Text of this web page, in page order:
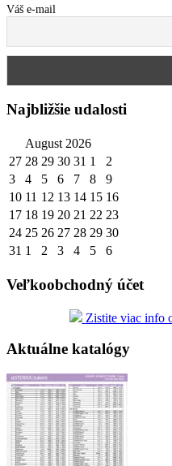
Váš e-mail
Najbližšie udalosti
August 2026
27 28 29 30 31 1
2
3
4 5 6 7 8
9
10 11 12 13 14 15 16
17 18 19 20 21 22 23
24 25 26 27 28 29 30
31 1 2 3 4 5 6
Veľkoobchodný účet
Zistite viac info
Aktuálne katalógy